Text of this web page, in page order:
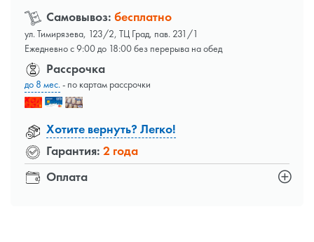
Самовывоз: бесплатно
ул. Тимирязева, 123/2, ТЦ Град, пав. 231/1
Ежедневно с 9:00 до 18:00 без перерыва на обед
Оплата
Рассрочка
до 8 мес.- по картам рассрочки
Хотите вернуть? Легко!
Гарантия: 2 года